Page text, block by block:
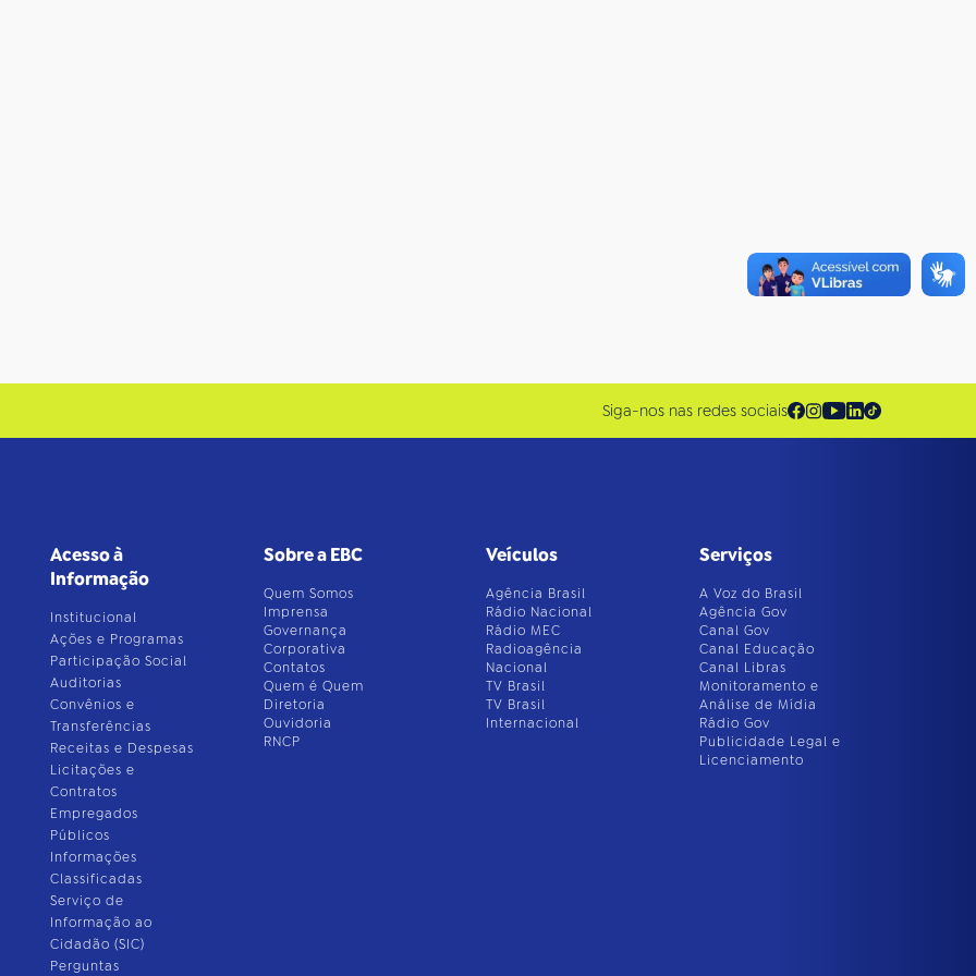
Siga-nos nas redes sociais
Acesso à
Informação
Institucional
Ações e Programas
Participação Social
Auditorias
Convênios e
Transferências
Receitas e Despesas
Licitações e
Contratos
Empregados
Públicos
Informações
Classificadas
Serviço de
Informação ao
Cidadão (SIC)
Perguntas
Sobre a EBC
Quem Somos
Imprensa
Governança
Corporativa
Contatos
Quem é Quem
Diretoria
Ouvidoria
RNCP
Veículos
Agência Brasil
Rádio Nacional
Rádio MEC
Radioagência
Nacional
TV Brasil
TV Brasil
Internacional
Serviços
A Voz do Brasil
Agência Gov
Canal Gov
Canal Educação
Canal Libras
Monitoramento e
Análise de Mídia
Rádio Gov
Publicidade Legal e
Licenciamento